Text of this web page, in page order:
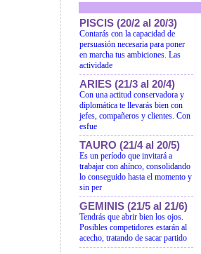
PISCIS (20/2 al 20/3)
Contarás con la capacidad de
persuasión necesaria para poner
en marcha tus ambiciones. Las
actividade
ARIES (21/3 al 20/4)
Con una actitud conservadora y
diplomática te llevarás bien con
jefes, compañeros y clientes. Con
esfue
TAURO (21/4 al 20/5)
Es un período que invitará a
trabajar con ahínco, consolidando
lo conseguido hasta el momento y
sin per
GEMINIS (21/5 al 21/6)
Tendrás que abrir bien los ojos.
Posibles competidores estarán al
acecho, tratando de sacar partido